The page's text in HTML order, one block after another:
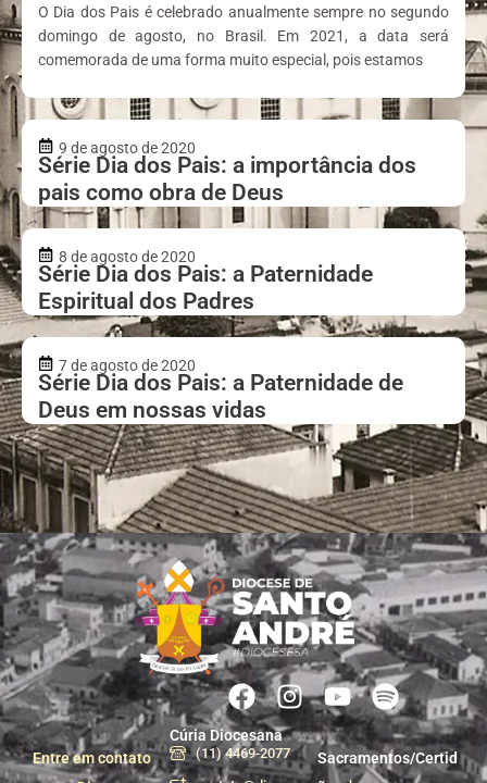
O Dia dos Pais é celebrado anualmente sempre no segundo
domingo de agosto, no Brasil. Em 2021, a data será
comemorada de uma forma muito especial, pois estamos
9 de agosto de 2020
Série Dia dos Pais: a importância dos
pais como obra de Deus
8 de agosto de 2020
Série Dia dos Pais: a Paternidade
Espiritual dos Padres
7 de agosto de 2020
Série Dia dos Pais: a Paternidade de
Deus em nossas vidas
Entre em contato
Cúria Diocesana
(11) 4469-2077
Sacramentos/Certid